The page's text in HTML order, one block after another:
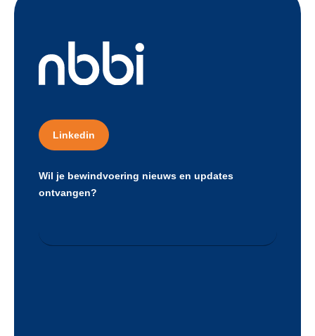
Linkedin
Wil je bewindvoering nieuws en updates
ontvangen?